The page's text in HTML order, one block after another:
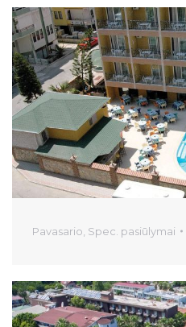
Pavasario Spec. pasiūlymai